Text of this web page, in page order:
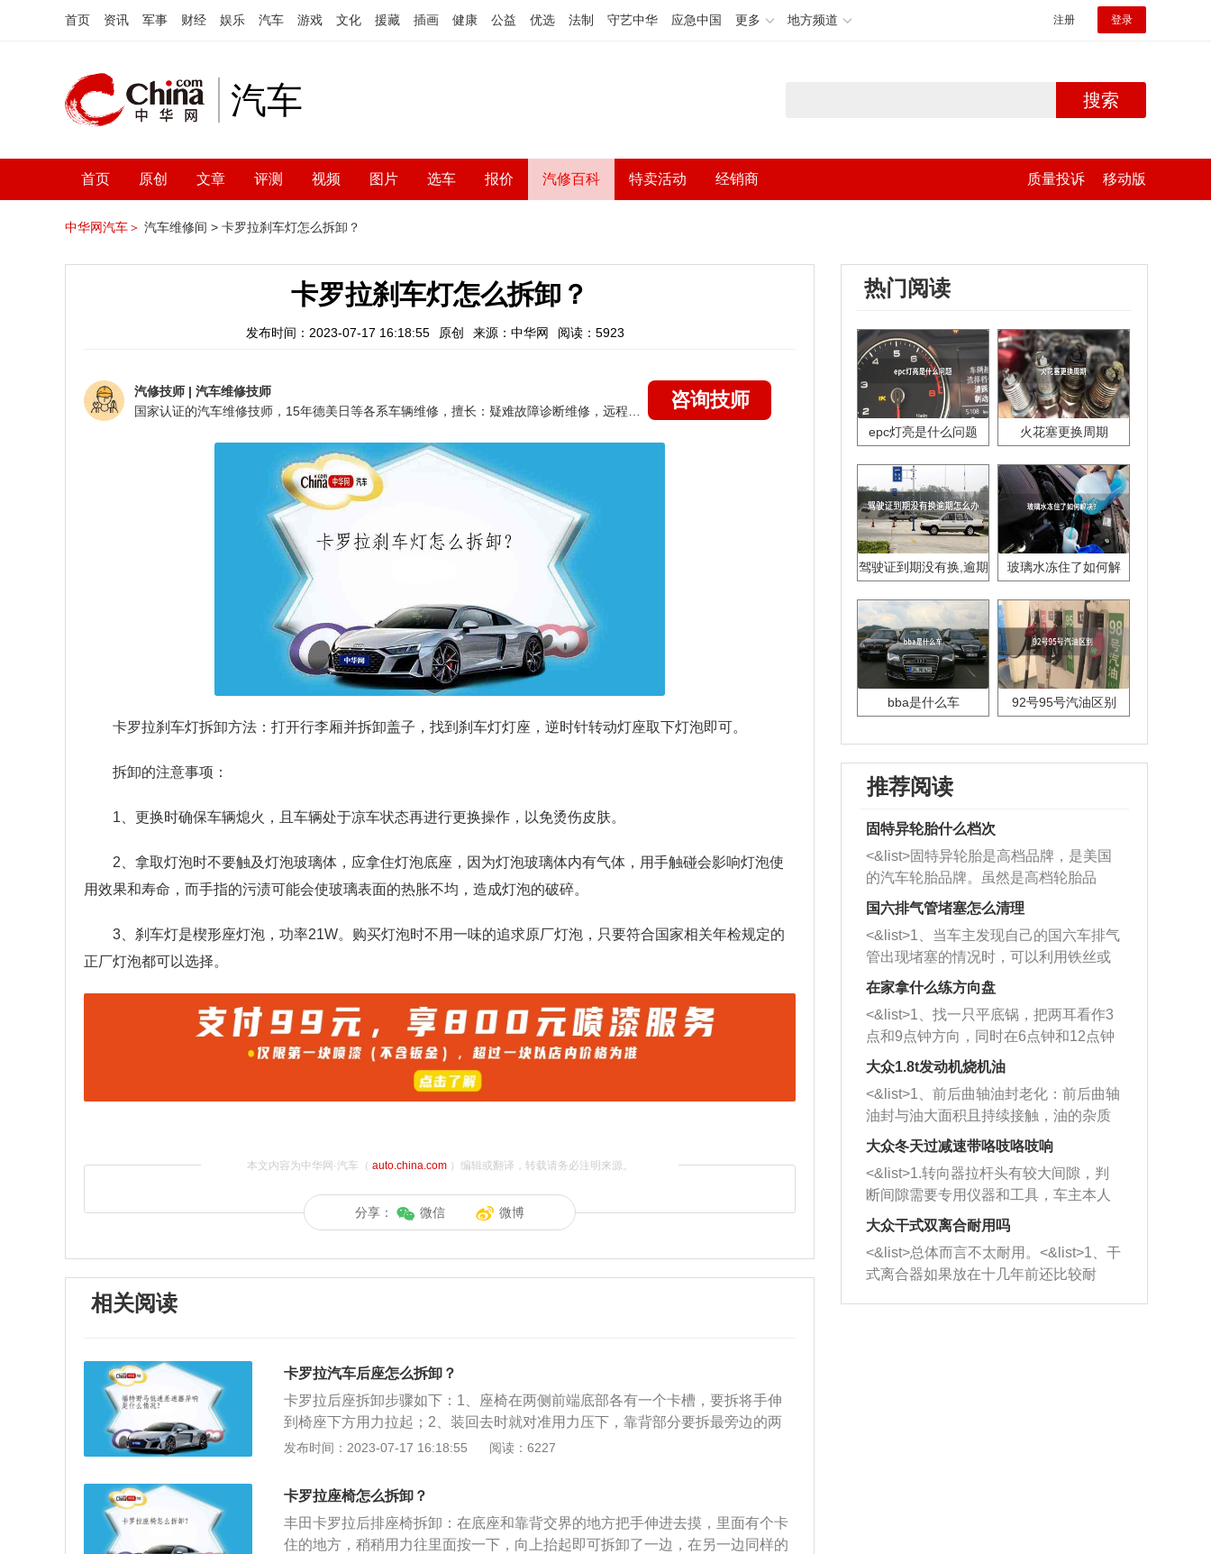
首页 资讯 军事 财经 娱乐 汽车 游戏 文化 援藏 插画 健康 公益 优选 法制 守艺中华 应急中国 更多 地方频道 注册 登录
汽车 搜索
首页 原创 文章 评测 视频 图片 选车 报价 汽修百科 特卖活动 经销商 质量投诉 移动版
中华网汽车＞ 汽车维修间 > 卡罗拉刹车灯怎么拆卸？
卡罗拉刹车灯怎么拆卸？
发布时间：2023-07-17 16:18:55 原创 来源：中华网 阅读：5923
汽修技师 | 汽车维修技师
咨询技师
卡罗拉刹车灯拆卸方法：打开行李厢并拆卸盖子，找到刹车灯灯座，逆时针转动灯座取下灯泡即可。
拆卸的注意事项：
1、更换时确保车辆熄火，且车辆处于凉车状态再进行更换操作，以免烫伤皮肤。
2、拿取灯泡时不要触及灯泡玻璃体，应拿住灯泡底座，因为灯泡玻璃体内有气体，用手触碰会影响灯泡使
用效果和寿命，而手指的污渍可能会使玻璃表面的热胀不均，造成灯泡的破碎。
3、刹车灯是楔形座灯泡，功率21W。购买灯泡时不用一味的追求原厂灯泡，只要符合国家相关年检规定的
正厂灯泡都可以选择。
本文内容为中华网·汽车（ auto.china.com）编辑或翻译，转载请务必注明来源。
分享： 微信 微博
相关阅读
卡罗拉汽车后座怎么拆卸？
卡罗拉后座拆卸步骤如下：1、座椅在两侧前端底部各有一个卡槽，要拆将手伸
到椅座下方用力拉起；2、装回去时就对准用力压下，靠背部分要拆最旁边的两
个小靠背；3、在椅座拆下后可看到小靠背的下方有一个六角螺丝，拆下螺丝把
下，有个开关按下后向前推；2、可折叠椅背，打开后尾箱座椅下方（如看不
到，有可能在座椅下面）有黑色背带向后拉，向上抬起座椅；3、将钩子挂在前
排座椅头忱上，背带可调松紧。
发布时间：2023-07-17 16:18:55 阅读：6227
卡罗拉座椅怎么拆卸？
丰田卡罗拉后排座椅拆卸：在底座和靠背交界的地方把手伸进去摸，里面有个卡
住的地方，稍稍用力往里面按一下，向上抬起即可拆卸了一边，在另一边同样的
热门阅读
epc灯亮是什么问题 火花塞更换周期
驾驶证到期没有换,逾期
玻璃水冻住了如何解
bba是什么车 92号95号汽油区别
推荐阅读
固特异轮胎什么档次
<&list>固特异轮胎是高档品牌，是美国
的汽车轮胎品牌。虽然是高档轮胎品
牌，但是中高低端的轮胎都有生产，这
也是为了更好的开拓市场。
国六排气管堵塞怎么清理
<&list>1、当车主发现自己的国六车排气
管出现堵塞的情况时，可以利用铁丝或
者是细棍，直接将杂物给取出来，如果
堵塞情况比较严重，也可以采取应急措
施。 <&list>2、直接利用木棍将所有的
杂物推到排气管里面的位置处，然后将
三元催化器拆解开，就可以将堵塞的东
西取出来。但如果是因为积碳过多引起
的堵塞，就需要将三元催化器泡在草酸
洗剂对堵塞的情况得到解决，将清洗剂
放在燃油箱中，与燃油混合后，车辆启
动时，就可以和汽油一起进入到燃烧
室，最后形成废气排出，就可以让三元
催化器得到清洗，排气管堵塞的情况就
能够得到解决。
在家拿什么练方向盘
<&list>1、找一只平底锅，把两耳看作3
点和9点钟方向，同时在6点钟和12点钟
方向做一个标记。 <&list>2、双手握住
一圈半的练习，往右同样也要打相同的
圈数。 <&list>3、最后强调要反复练
习，这样就可以形成肌肉记忆，在真实
驾驶车辆时，不需要记忆也能打好方
向。
大众1.8t发动机烧机油
<&list>1、前后曲轴油封老化：前后曲轴
油封与油大面积且持续接触，油的杂质
和发动机内持续温度变化使其密封效果
逐渐减弱，导致渗油或漏油。<&list>2、
活塞间隙过大：积碳会使活塞环与缸体
的间隙扩大，导致机油流入燃烧室中，
造成烧机油。<&list>3、机油粘度。使用
机油粘度过小的话，同样会有烧机油现
象，机油粘度过小具有很好的流动性，
大众冬天过减速带咯吱咯吱响
<&list>1.转向器拉杆头有较大间隙，判
断间隙需要专用仪器和工具，车主本人
无法制作，需要将车辆送到修理厂或4s
店；<&list>2.车辆半轴套管防尘罩破
裂，破裂后会出现漏油现象，使半轴磨
损严重，磨损的半轴容易损坏，产生异
响；<&list>3.稳定器的转向胶套和球头
大众干式双离合耐用吗
<&list>总体而言不太耐用。<&list>1、干
式离合器如果放在十几年前还比较耐